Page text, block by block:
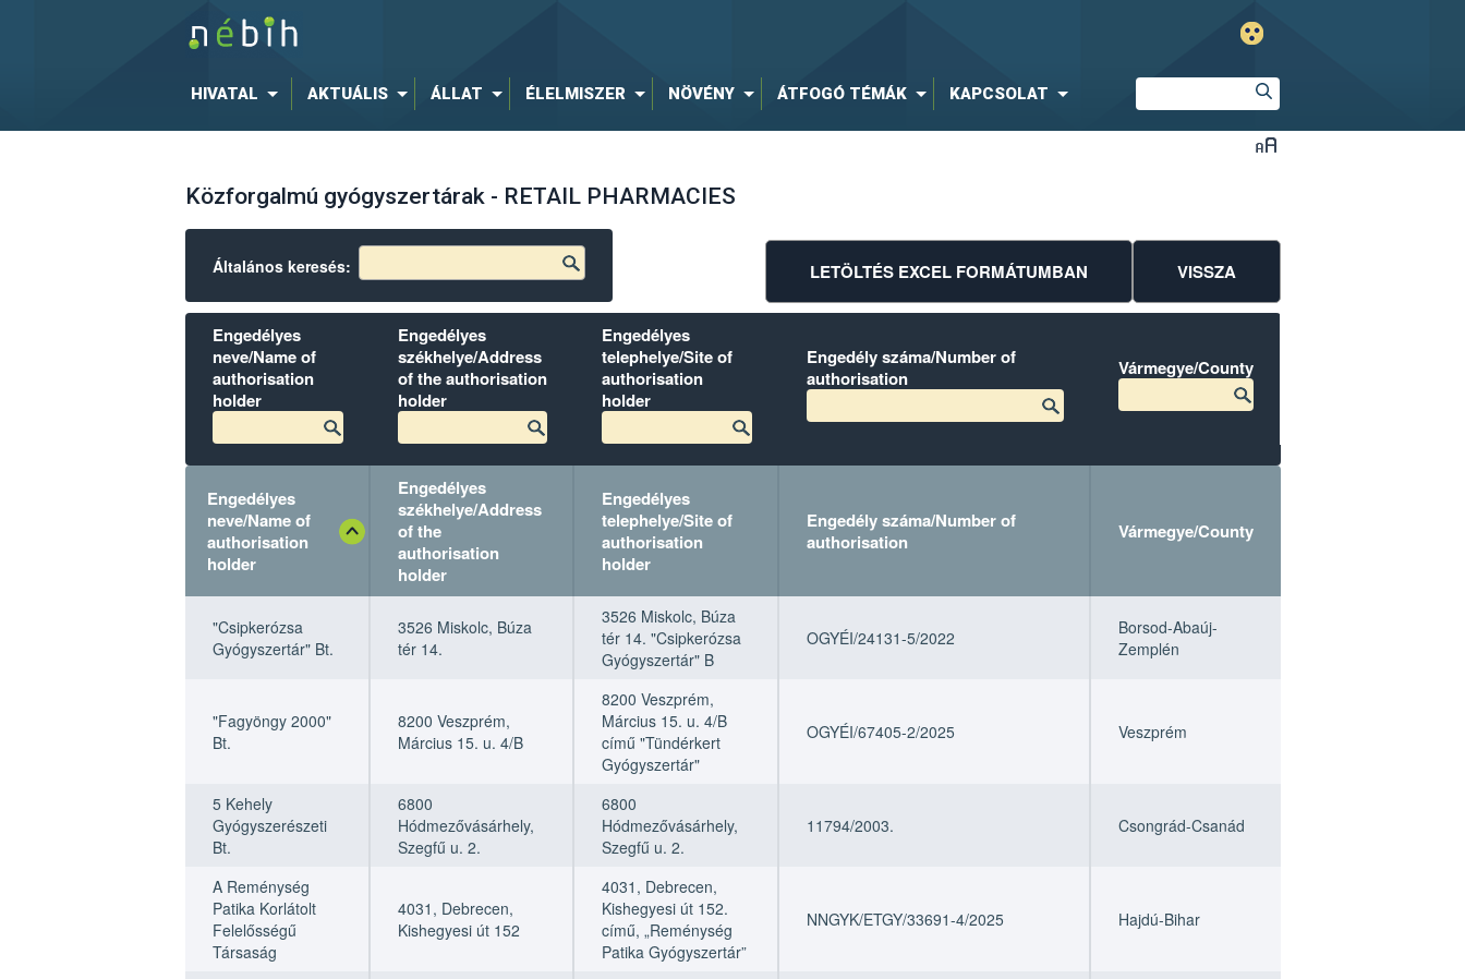
HIVATAL AKTUÁLIS ÁLLAT ÉLELMISZER NÖVÉNY ÁTFOGÓ TÉMÁK KAPCSOLAT
Közforgalmú gyógyszertárak - RETAIL PHARMACIES
LETÖLTÉS EXCEL FORMÁTUMBAN VISSZA
Általános keresés:
Engedélyes
neve/Name of
authorisation
holder
Engedélyes
székhelye/Address
of the authorisation
holder
Engedélyes
telephelye/Site of
authorisation
holder
Engedély száma/Number of
authorisation
Vármegye/County
Engedélyes
neve/Name of
authorisation
holder
Engedélyes
székhelye/Address
of the
authorisation
holder
Engedélyes
telephelye/Site of
authorisation
holder
Engedély száma/Number of
authorisation
Vármegye/County
neve/Name of
authorisation
székhelye/Address
of the authorisation
Engedélyes
telephelye/Site of
authorisation
holder
authorisation
neve/Name of
authorisation
székhelye/Address
of the
Engedélyes
telephelye/Site of
authorisation
holder
authorisation
"Csipkerózsa
Gyógyszertár" Bt.
3526 Miskolc, Búza
tér 14.
3526 Miskolc, Búza
tér 14. "Csipkerózsa
Gyógyszertár" B
OGYÉI/24131-5/2022
Borsod-Abaúj-
Zemplén
"Fagyöngy 2000"
Bt.
8200 Veszprém,
Március 15. u. 4/B
8200 Veszprém,
Március 15. u. 4/B
című "Tündérkert
Gyógyszertár"
OGYÉI/67405-2/2025 Veszprém
5 Kehely
Gyógyszerészeti
Bt.
6800
Hódmezővásárhely,
Szegfű u. 2.
6800
Hódmezővásárhely,
Szegfű u. 2.
11794/2003. Csongrád-Csanád
A Reménység
Patika Korlátolt
Felelősségű
Társaság
4031, Debrecen,
Kishegyesi út 152
4031, Debrecen,
Kishegyesi út 152.
című, „Reménység
Patika Gyógyszertár”
NNGYK/ETGY/33691-4/2025 Hajdú-Bihar